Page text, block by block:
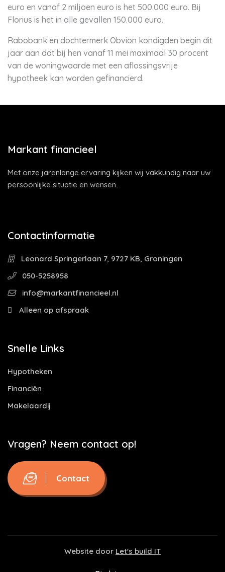
euro en vanaf 2 miljoen euro is het 500.000 euro. Bij
Florius is het in alle gevallen 150.000 euro.
Rabobank en dochtermerk Obvion kondigden begin dit
jaar aan dat bij hen vanaf 11 mei maximaal 30 procent
van de woningwaarde met een aflossingsvrije
hypotheek kan worden gefinancierd.
Markant financieel
Met onze jarenlange ervaring kijken wij vakkundig naar uw
persoonlijke situatie en wensen.
Contactinformatie
Leonard Springerlaan 7, 9727 KB, Groningen
050-5258958
info@markantfinancieel.nl
Alleen op afspraak
Snelle Links
Hypotheken
Financiën
Makelaardij
Vragen? Neem contact op!
Contact
Website door Let's build IT